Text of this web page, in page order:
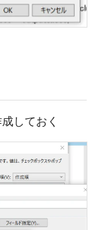
しておく